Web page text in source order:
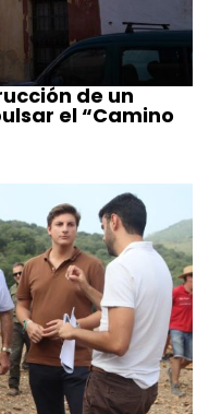
de un
el “Camino